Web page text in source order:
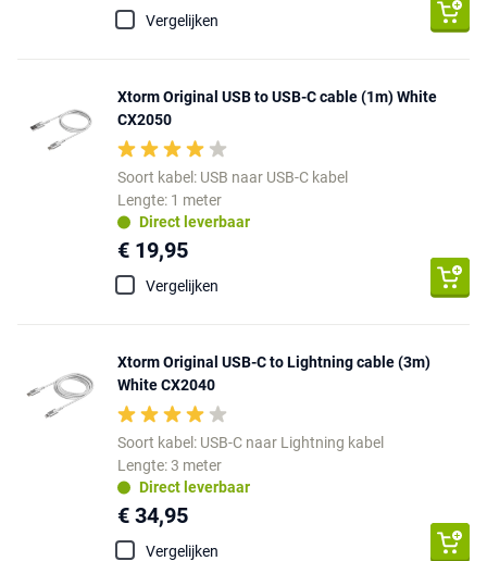
Vergelijken
Xtorm Original USB to USB-C cable (1m) White
CX2050
Soort kabel: USB naar USB-C kabel
Lengte: 1 meter
Direct leverbaar
€ 19,95
Vergelijken
Xtorm Original USB-C to Lightning cable (3m)
White CX2040
Soort kabel: USB-C naar Lightning kabel
Lengte: 3 meter
Direct leverbaar
€ 34,95
Vergelijken